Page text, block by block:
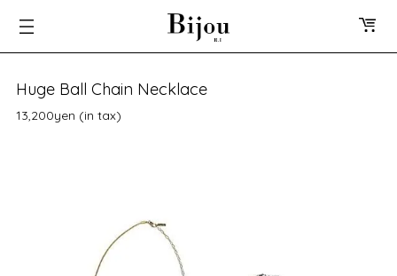
Huge Ball Chain Necklace
13,200yen (in tax)